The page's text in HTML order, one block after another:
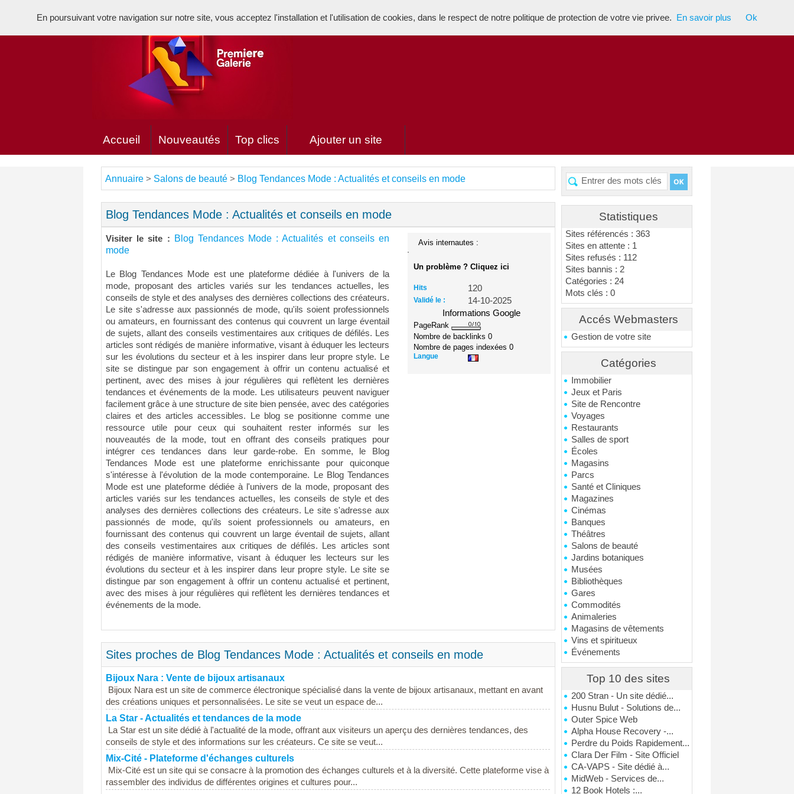
Accueil Nouveautés Top clics Ajouter un site
Statistiques
Sites référencés : 363
Sites en attente : 1
Sites refusés : 112
Sites bannis : 2
Catégories : 24
Mots clés : 0
Accés Webmasters
Gestion de votre site
Catégories
Immobilier
Jeux et Paris
Site de Rencontre
Voyages
Restaurants
Salles de sport
Écoles
Magasins
Parcs
Santé et Cliniques
Magazines
Cinémas
Banques
Théâtres
Salons de beauté
Jardins botaniques
Musées
Bibliothèques
Gares
Commodités
Animaleries
Magasins de vêtements
Vins et spiritueux
Événements
Top 10 des sites
200 Stran - Un site dédié...
Husnu Bulut - Solutions de...
Outer Spice Web
Alpha House Recovery -...
Perdre du Poids Rapidement...
Clara Der Film - Site Officiel
CA-VAPS - Site dédié à...
MidWeb - Services de...
12 Book Hotels :...
Annuaire > Salons de beauté > Blog Tendances Mode : Actualités et conseils en mode
Blog Tendances Mode : Actualités et conseils en mode
Visiter le site :
Blog Tendances Mode : Actualités et conseils en
mode
Le Blog Tendances Mode est une plateforme dédiée à l'univers de la
mode, proposant des articles variés sur les tendances actuelles, les
conseils de style et des analyses des dernières collections des créateurs.
Le site s'adresse aux passionnés de mode, qu'ils soient professionnels
ou amateurs, en fournissant des contenus qui couvrent un large éventail
de sujets, allant des conseils vestimentaires aux critiques de défilés. Les
articles sont rédigés de manière informative, visant à éduquer les lecteurs
sur les évolutions du secteur et à les inspirer dans leur propre style. Le
site se distingue par son engagement à offrir un contenu actualisé et
pertinent, avec des mises à jour régulières qui reflètent les dernières
tendances et événements de la mode. Les utilisateurs peuvent naviguer
facilement grâce à une structure de site bien pensée, avec des catégories
claires et des articles accessibles. Le blog se positionne comme une
ressource utile pour ceux qui souhaitent rester informés sur les
nouveautés de la mode, tout en offrant des conseils pratiques pour
intégrer ces tendances dans leur garde-robe. En somme, le Blog
Tendances Mode est une plateforme enrichissante pour quiconque
s'intéresse à l'évolution de la mode contemporaine. Le Blog Tendances
Mode est une plateforme dédiée à l'univers de la mode, proposant des
articles variés sur les tendances actuelles, les conseils de style et des
analyses des dernières collections des créateurs. Le site s'adresse aux
passionnés de mode, qu'ils soient professionnels ou amateurs, en
fournissant des contenus qui couvrent un large éventail de sujets, allant
des conseils vestimentaires aux critiques de défilés. Les articles sont
rédigés de manière informative, visant à éduquer les lecteurs sur les
évolutions du secteur et à les inspirer dans leur propre style. Le site se
distingue par son engagement à offrir un contenu actualisé et pertinent,
avec des mises à jour régulières qui reflètent les dernières tendances et
événements de la mode.
Avis internautes :
Un problème ? Cliquez ici
Hits 120
Validé le :
14-10-2025
Informations Google
PageRank
Nombre de backlinks0
Nombre de pages indexées0
Langue
Sites proches de Blog Tendances Mode : Actualités et conseils en mode
Bijoux Nara : Vente de bijoux artisanaux
Bijoux Nara est un site de commerce électronique spécialisé dans la vente de bijoux artisanaux, mettant en avant
des créations uniques et personnalisées. Le site se veut un espace de...
La Star - Actualités et tendances de la mode
La Star est un site dédié à l'actualité de la mode, offrant aux visiteurs un aperçu des dernières tendances, des
conseils de style et des informations sur les créateurs. Ce site se veut...
Mix-Cité - Plateforme d'échanges culturels
Mix-Cité est un site qui se consacre à la promotion des échanges culturels et à la diversité. Cette plateforme vise à
rassembler des individus de différentes origines et cultures pour...
En poursuivant votre navigation sur notre site, vous acceptez l'installation et l'utilisation de cookies, dans le respect de notre politique de protection de votre vie privee. En savoir plus Ok